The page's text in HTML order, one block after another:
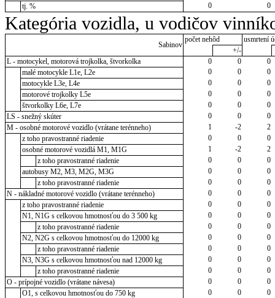
tj. %
0 0
Kategória vozidla, u vodičov
Sabinov
počet nehôd
usmrtení
+/-
L - motocykel, motorová trojkolka, štvorkolka
0 0
0
malé motocykle L1e, L2e
0 0
0
motocykle L3e, L4e
0 0
0
motorové trojkolky L5e
0 0
0
štvorkolky L6e, L7e
0 0
0
LS - snežný skúter
0 0
0
M - osobné motorové vozidlo (vrátane terénneho)
1 -2
2
z toho pravostranné riadenie
0 0
0
osobné motorové vozidlá M1, M1G
1 -2
2
z toho pravostranné riadenie
0 0
0
autobusy M2, M3, M2G, M3G
0 0
0
z toho pravostranné riadenie
0 0
0
N - nákladné motorové vozidlo (vrátane terénneho)
0 0
0
z toho pravostranné riadenie
0 0
0
N1, N1G s celkovou hmotnosťou do 3 500 kg
0 0
0
z toho pravostranné riadenie
0 0
0
N2, N2G s celkovou hmotnosťou do 12000 kg
0 0
0
z toho pravostranné riadenie
0 0
0
N3, N3G s celkovou hmotnosťou nad 12000 kg
0 0
0
z toho pravostranné riadenie
0 0
0
O - prípojné vozidlo (vrátane návesa)
0 0
0
O1, s celkovou hmotnosťou do 750 kg
0 0
0